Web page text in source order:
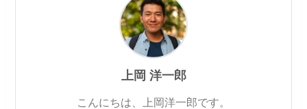
上岡 洋一郎
こんにちは、上岡洋一郎です。